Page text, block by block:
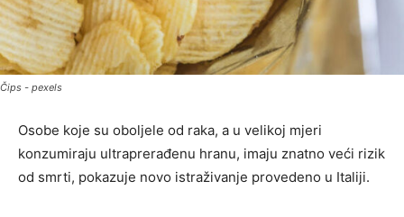
Čips - pexels
Osobe koje su oboljele od raka, a u velikoj mjeri
konzumiraju ultraprerađenu hranu, imaju znatno veći rizik
od smrti, pokazuje novo istraživanje provedeno u Italiji.